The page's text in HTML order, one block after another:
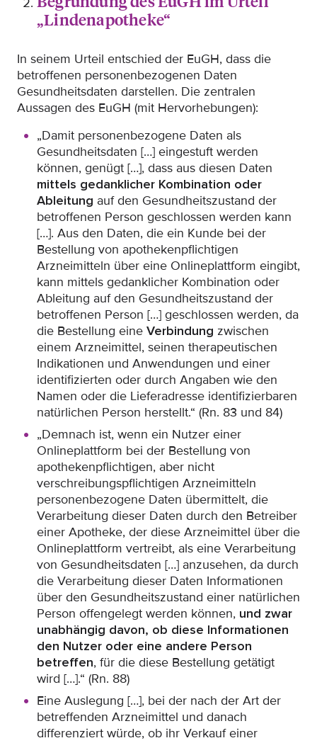
„Lindenapotheke“
In seinem Urteil entschied der EuGH, dass die
betroffenen personenbezogenen Daten
Gesundheitsdaten darstellen. Die zentralen
Aussagen des EuGH (mit Hervorhebungen):
„Damit personenbezogene Daten als
Gesundheitsdaten […] eingestuft werden
können, genügt […], dass aus diesen Daten
mittels gedanklicher Kombination oder
Ableitung auf den Gesundheitszustand der
betroffenen Person geschlossen werden kann
[…]. Aus den Daten, die ein Kunde bei der
Bestellung von apothekenpflichtigen
Arzneimitteln über eine Onlineplattform eingibt,
kann mittels gedanklicher Kombination oder
Ableitung auf den Gesundheitszustand der
betroffenen Person […] geschlossen werden, da
die Bestellung eine Verbindung zwischen
einem Arzneimittel, seinen therapeutischen
Indikationen und Anwendungen und einer
identifizierten oder durch Angaben wie den
Namen oder die Lieferadresse identifizierbaren
natürlichen Person herstellt.“ (Rn. 83 und 84)
„Demnach ist, wenn ein Nutzer einer
Onlineplattform bei der Bestellung von
apothekenpflichtigen, aber nicht
verschreibungspflichtigen Arzneimitteln
personenbezogene Daten übermittelt, die
Verarbeitung dieser Daten durch den Betreiber
einer Apotheke, der diese Arzneimittel über die
Onlineplattform vertreibt, als eine Verarbeitung
von Gesundheitsdaten […] anzusehen, da durch
die Verarbeitung dieser Daten Informationen
über den Gesundheitszustand einer natürlichen
Person offengelegt werden können, und zwar
unabhängig davon, ob diese Informationen
den Nutzer oder eine andere Person
betreffen, für die diese Bestellung getätigt
wird […].“ (Rn. 88)
Eine Auslegung […], bei der nach der Art der
betreffenden Arzneimittel und danach
differenziert würde, ob ihr Verkauf einer